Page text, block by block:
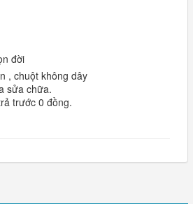
đời
, chuột không dây
sửa chữa.
trước 0 đồng.